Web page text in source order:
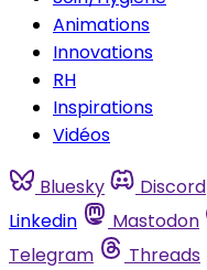
Animations
Innovations
RH
Inspirations
Vidéos
Bluesky Discord
Linkedin
Mastodon
Telegram
Threads